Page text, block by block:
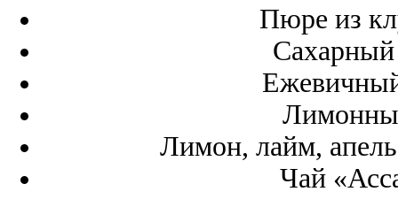
Пюре из
Лимон, лайм,
Чай